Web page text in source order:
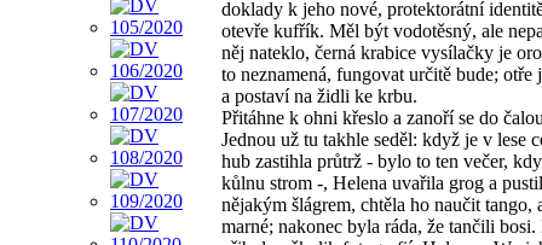
doklady k jeho nové, protektorátní
otevře kufřík. Měl být vodotěsný, ale
něj nateklo, černá krabice vysílačky je
to neznamená, fungovat určitě bude; otře
a postaví na židli ke krbu.
Přitáhne k ohni křeslo a zanoří se do
Jednou už tu takhle seděl: když je v lese
hub zastihla průtrž - bylo to ten večer,
kůlnu strom -, Helena uvařila grog a
nějakým šlágrem, chtěla ho naučit tango,
marné; nakonec byla ráda, že tančili bosi.